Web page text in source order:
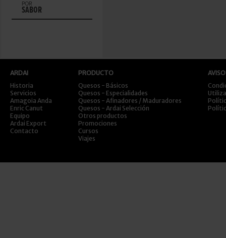
POR
SABOR
ARDAI
Historia
Servicios
Amagoia Anda
Enric Canut
Equipo
Ardai Export
Contacto
PRODUCTO
Quesos - Básicos
Quesos - Especialidades
Quesos - Afinadores / Maduradores
Quesos - Ardai Selección
Otros productos
Promociones
Cursos
Viajes